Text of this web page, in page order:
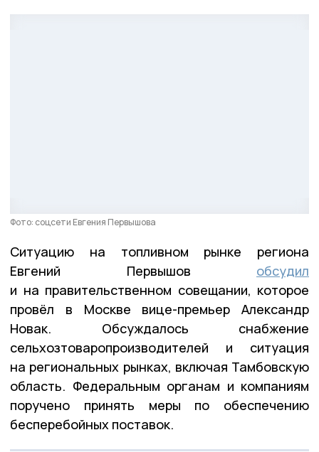
Фото: соцсети Евгения Первышова
Ситуацию на топливном рынке региона
Евгений Первышов обсудил
и на правительственном совещании, которое
провёл в Москве вице-премьер Александр
Новак. Обсуждалось снабжение
сельхозтоваропроизводителей и ситуация
на региональных рынках, включая Тамбовскую
область. Федеральным органам и компаниям
поручено принять меры по обеспечению
бесперебойных поставок.